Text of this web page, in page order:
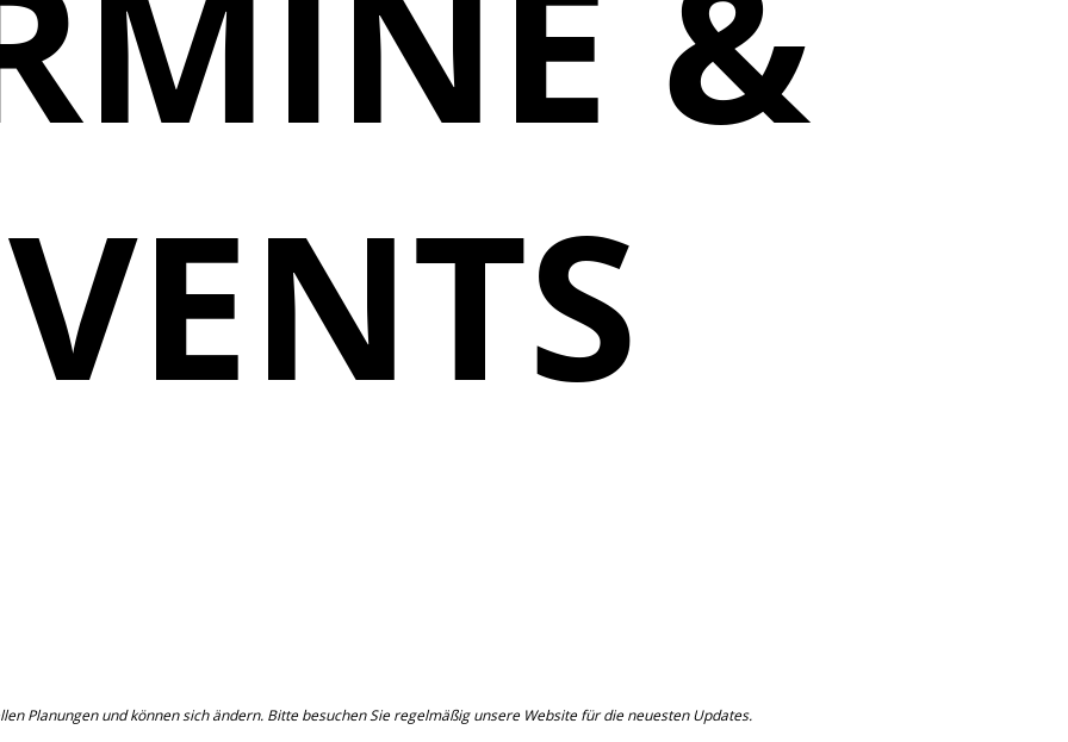
Planungen und können sich ändern. Bitte besuchen Sie regelmäßig unsere Website für die neuesten Updates.